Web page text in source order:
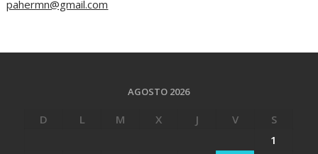
pahermn@gmail.com
AGOSTO 2026
D L M X J V
S
1